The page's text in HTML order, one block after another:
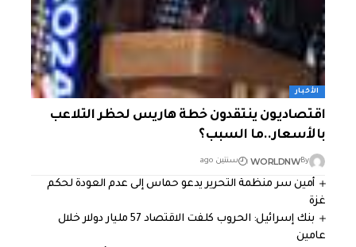
الأخبار
اقتصاديون ينتقدون خطة هاريس لحظر التلاعب
بالأسعار..ما السبب؟
By
WORLDNW سنتين ago
أمين سر منظمة التحرير يدعو حماس إلى عدم العودة لحكم
غزة
بنك إسرائيل: الحروب كلفت الاقتصاد 57 مليار دولار خلال
عامين